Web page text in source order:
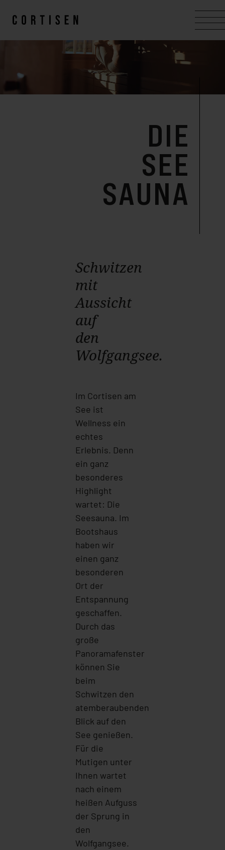
DIE
SEE
SAUNA
Schwitzen
mit
Aussicht
auf
den
Wolfgangsee.
Im Cortisen am
See ist
Wellness ein
echtes
Erlebnis. Denn
ein ganz
besonderes
Highlight
wartet: Die
Seesauna. Im
Bootshaus
haben wir
einen ganz
besonderen
Ort der
Entspannung
geschaffen.
Durch das
große
Panoramafenster
können Sie
beim
Schwitzen den
atemberaubenden
Blick auf den
See genießen.
Für die
Mutigen unter
Ihnen wartet
nach einem
heißen Aufguss
der Sprung in
den
Wolfgangsee.